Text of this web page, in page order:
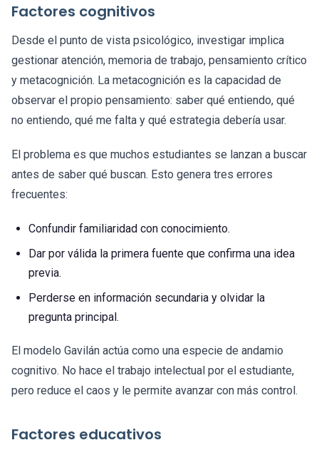
Factores cognitivos
Desde el punto de vista psicológico, investigar implica
gestionar atención, memoria de trabajo, pensamiento crítico
y metacognición. La metacognición es la capacidad de
observar el propio pensamiento: saber qué entiendo, qué
no entiendo, qué me falta y qué estrategia debería usar.
El problema es que muchos estudiantes se lanzan a buscar
antes de saber qué buscan. Esto genera tres errores
frecuentes:
Confundir familiaridad con conocimiento.
Dar por válida la primera fuente que confirma una idea
previa.
Perderse en información secundaria y olvidar la
pregunta principal.
El modelo Gavilán actúa como una especie de andamio
cognitivo. No hace el trabajo intelectual por el estudiante,
pero reduce el caos y le permite avanzar con más control.
Factores educativos